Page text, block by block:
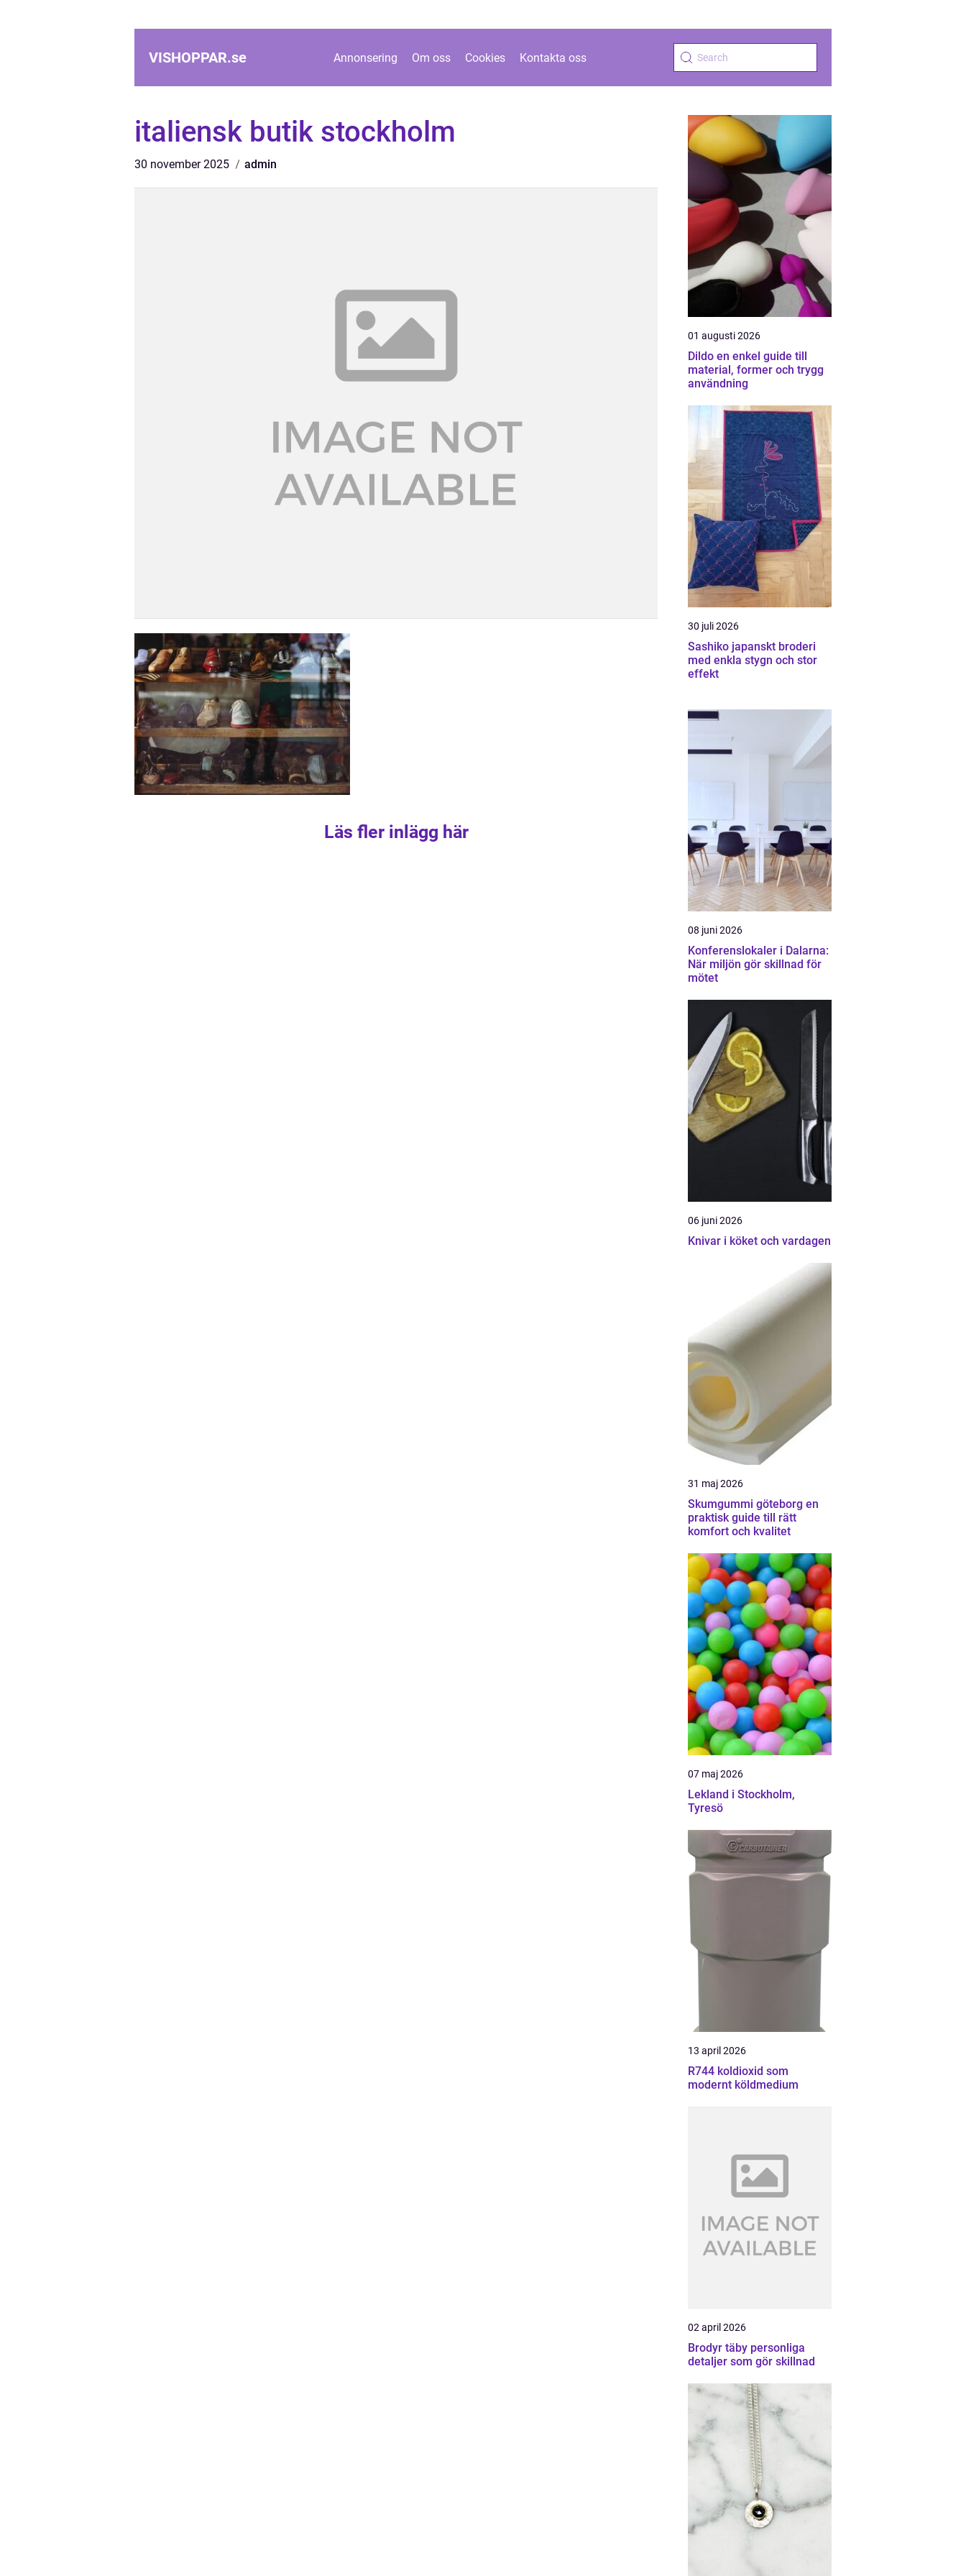
VISHOPPAR.se Annonsering Om oss Cookies Kontakta oss
italiensk butik stockholm
30 november 2025 admin
Läs fler inlägg här
01 augusti 2026
Dildo en enkel guide till
material, former och trygg
användning
30 juli 2026
Sashiko japanskt broderi
med enkla stygn och stor
effekt
08 juni 2026
Konferenslokaler i Dalarna:
När miljön gör skillnad för
mötet
06 juni 2026
Knivar i köket och vardagen
31 maj 2026
Skumgummi göteborg en
praktisk guide till rätt
komfort och kvalitet
07 maj 2026
Lekland i Stockholm,
Tyresö
13 april 2026
R744 koldioxid som
modernt köldmedium
02 april 2026
Brodyr täby personliga
detaljer som gör skillnad